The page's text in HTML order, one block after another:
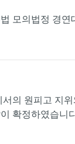
모의법정 경연
의 원피고 지
확정하였습니